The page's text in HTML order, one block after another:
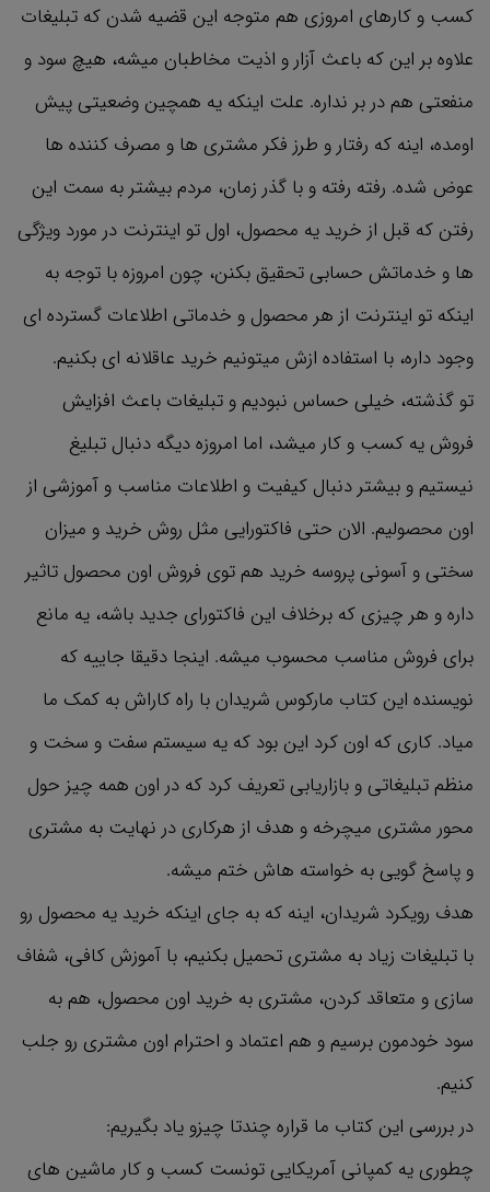
کسب و کارهای امروزی هم متوجه این قضیه شدن که تبلیغات
علاوه بر این که باعث آزار و اذیت مخاطبان میشه، هیچ سود و
منفعتی هم در بر نداره. علت اینکه یه همچین وضعیتی پیش
اومده، اینه که رفتار و طرز فکر مشتری ها و مصرف کننده ها
عوض شده. رفته رفته و با گذر زمان، مردم بیشتر به سمت این
رفتن که قبل از خرید یه محصول، اول تو اینترنت در مورد ویژگی
ها و خدماتش حسابی تحقیق بکنن، چون امروزه با توجه به
اینکه تو اینترنت از هر محصول و خدماتی اطلاعات گسترده ای
وجود داره، با استفاده ازش میتونیم خرید عاقلانه ای بکنیم.
تو گذشته، خیلی حساس نبودیم و تبلیغات باعث افزایش
فروش یه کسب و کار میشد، اما امروزه دیگه دنبال تبلیغ
نیستیم و بیشتر دنبال کیفیت و اطلاعات مناسب و آموزشی از
اون محصولیم. الان حتی فاکتورایی مثل روش خرید و میزان
سختی و آسونی پروسه خرید هم توی فروش اون محصول تاثیر
داره و هر چیزی که برخلاف این فاکتورای جدید باشه، یه مانع
برای فروش مناسب محسوب میشه. اینجا دقیقا جاییه که
نویسنده این کتاب مارکوس شریدان با راه کاراش به کمک ما
میاد. کاری که اون کرد این بود که یه سیستم سفت و سخت و
منظم تبلیغاتی و بازاریابی تعریف کرد که در اون همه چیز حول
محور مشتری میچرخه و هدف از هرکاری در نهایت به مشتری
و پاسخ گویی به خواسته هاش ختم میشه.
هدف رویکرد شریدان، اینه که به جای اینکه خرید یه محصول رو
با تبلیغات زیاد به مشتری تحمیل بکنیم، با آموزش کافی، شفاف
سازی و متعاقد کردن، مشتری به خرید اون محصول، هم به
سود خودمون برسیم و هم اعتماد و احترام اون مشتری رو جلب
کنیم.
در بررسی این کتاب ما قراره چندتا چیزو یاد بگیریم:
چطوری یه کمپانی آمریکایی تونست کسب و کار ماشین های